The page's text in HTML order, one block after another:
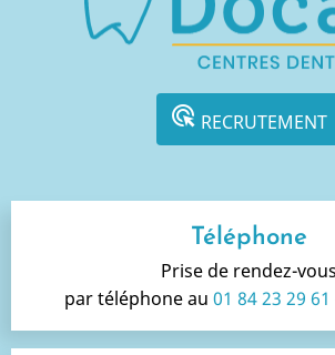
ads_click RECRUTEMENT
Téléphone
Prise de rendez-vous
par téléphone au 01 84 23 29 61